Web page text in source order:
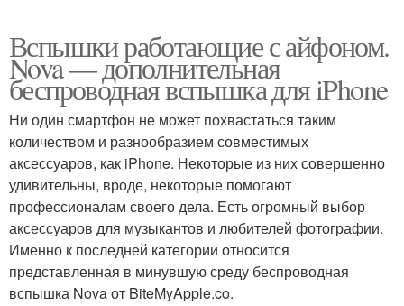
Вспышки работающие с айфоном.
Nova — дополнительная
беспроводная вспышка для iPhone
Ни один смартфон не может похвастаться таким
количеством и разнообразием совместимых
аксессуаров, как iPhone. Некоторые из них совершенно
удивительны, вроде, некоторые помогают
профессионалам своего дела. Есть огромный выбор
аксессуаров для музыкантов и любителей фотографии.
Именно к последней категории относится
представленная в минувшую среду беспроводная
вспышка Nova от BiteMyApple.co.